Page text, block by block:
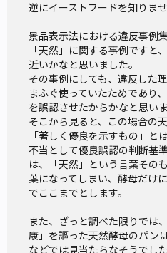
逆にイーストフードを知りませ
景品表示法における違反事例
「天然」に関する事例ですと
近いかなと思いました。
その事例にしても、違反した
まふぐ使っていたためであり
を誤認させたからかなと思いま
そこから見ると、この場合の
「著しく優良を示すもの」と
不当として優良誤認の判断基
は、「天然」という言葉その
葉になってしまい、酵母だけ
でここまでとします。
また、ざっと調べた限りでは
康」を謳った天然酵母のパン
などでは見当たらなそうでした